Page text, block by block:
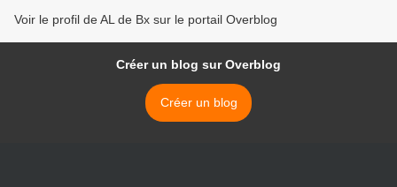
Voir le profil de AL de Bx sur le portail Overblog
Créer un blog sur Overblog
Créer un blog